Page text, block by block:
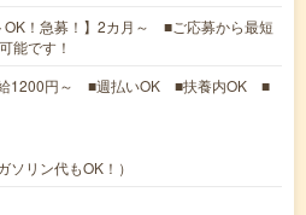
OK！急募！】2カ月～ ■ご応募から最短
能です！
給1200円～ ■週払いOK ■扶養内OK ■
ソリン代もOK！）